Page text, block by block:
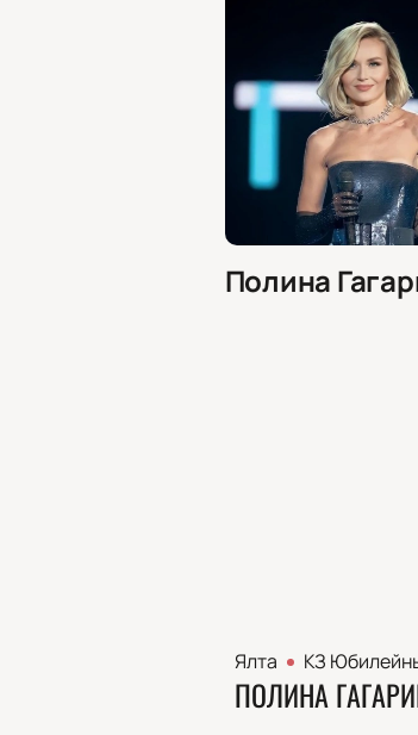
Полина
Ялта КЗ
ПОЛИНА